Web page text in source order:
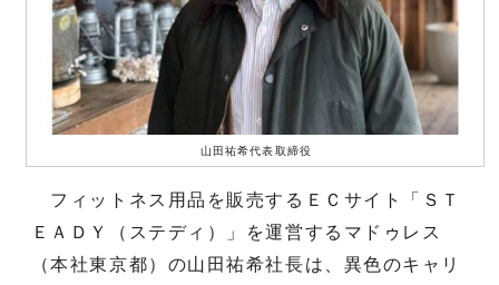
山田祐希代表取締役
フィットネス用品を販売するＥＣサイト「ＳＴ
ＥＡＤＹ（ステディ）」を運営するマドゥレス
（本社東京都）の山田祐希社長は、異色のキャリ